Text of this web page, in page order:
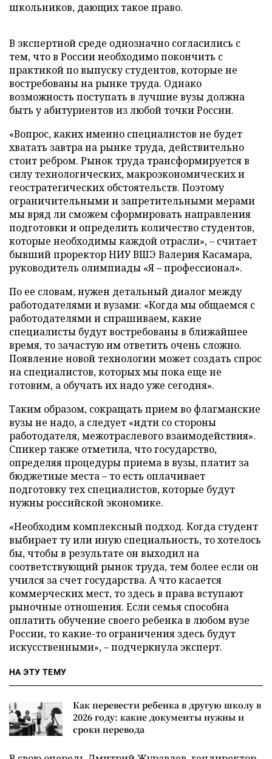
школьников, дающих такое право.
В экспертной среде однозначно согласились с
тем, что в России необходимо покончить с
практикой по выпуску студентов, которые не
востребованы на рынке труда. Однако
возможность поступать в лучшие вузы должна
быть у абитуриентов из любой точки России.
«Вопрос, каких именно специалистов не будет
хватать завтра на рынке труда, действительно
стоит ребром. Рынок труда трансформируется в
силу технологических, макроэкономических и
геостратегических обстоятельств. Поэтому
ограничительными и запретительными мерами
мы вряд ли сможем сформировать направления
подготовки и определить количество студентов,
которые необходимы каждой отрасли», – считает
бывший проректор НИУ ВШЭ Валерия Касамара,
руководитель олимпиады «Я – профессионал».
По ее словам, нужен детальный диалог между
работодателями и вузами: «Когда мы общаемся с
работодателями и спрашиваем, какие
специалисты будут востребованы в ближайшее
время, то зачастую им ответить очень сложно.
Появление новой технологии может создать спрос
на специалистов, которых мы пока еще не
готовим, а обучать их надо уже сегодня».
Таким образом, сокращать прием во флагманские
вузы не надо, а следует «идти со стороны
работодателя, межотраслевого взаимодействия».
Спикер также отметила, что государство,
определяя процедуры приема в вузы, платит за
бюджетные места – то есть оплачивает
подготовку тех специалистов, которые будут
нужны российской экономике.
«Необходим комплексный подход. Когда студент
выбирает ту или иную специальность, то хотелось
бы, чтобы в результате он выходил на
соответствующий рынок труда, тем более если он
учился за счет государства. А что касается
коммерческих мест, то здесь в права вступают
рыночные отношения. Если семья способна
оплатить обучение своего ребенка в любом вузе
России, то какие-то ограничения здесь будут
искусственными», – подчеркнула эксперт.
НА ЭТУ ТЕМУ
Как перевести ребенка в другую школу в
2026 году: какие документы нужны и
сроки перевода